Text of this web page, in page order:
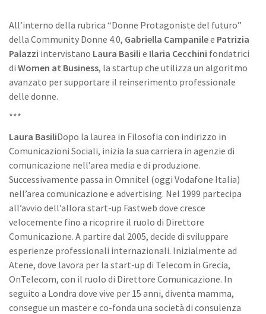
All’interno della rubrica “Donne Protagoniste del futuro”
della Community Donne 4.0, Gabriella Campanilee Patrizia
Palazzi intervistano Laura Basili e Ilaria Cecchini fondatrici
di Women at Business, la startup che utilizza un algoritmo
avanzato per supportare il reinserimento professionale
delle donne.
***
Laura BasiliDopo la laurea in Filosofia con indirizzo in
Comunicazioni Sociali, inizia la sua carriera in agenzie di
comunicazione nell’area media e di produzione.
Successivamente passa in Omnitel (oggi Vodafone Italia)
nell’area comunicazione e advertising. Nel 1999 partecipa
all’avvio dell’allora start-up Fastweb dove cresce
velocemente fino a ricoprire il ruolo di Direttore
Comunicazione. A partire dal 2005, decide di sviluppare
esperienze professionali internazionali. Inizialmente ad
Atene, dove lavora per la start-up di Telecom in Grecia,
OnTelecom, con il ruolo di Direttore Comunicazione. In
seguito a Londra dove vive per 15 anni, diventa mamma,
consegue un master e co-fonda una società di consulenza